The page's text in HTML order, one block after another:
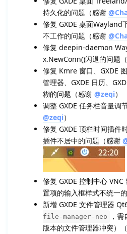
持久化的问题（感谢
修复 GXDE 桌面
不工作的问题（感谢
修复 deepin-daemon
x.NewConn()闪退的问题
修复 Kmre 窗口、GXDE
管理器、GXDE 日历、
糊的问题（感谢 @zeqi）
调整 GXDE 任务栏音量调
@zeqi）
修复 GXDE 顶栏时间插件
插件不居中的问题（感谢
修复 GXDE 控制中心
置项的输入框样式不统一
新增 GXDE 文件管理器
file-manager-neo
，
版本的文件管理器冲突）